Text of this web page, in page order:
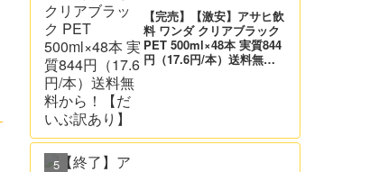
【完売】【激安】アサヒ飲
料 ワンダ クリアブラック
PET 500ml×48本 実質844
円（17.6円/本）送料無料